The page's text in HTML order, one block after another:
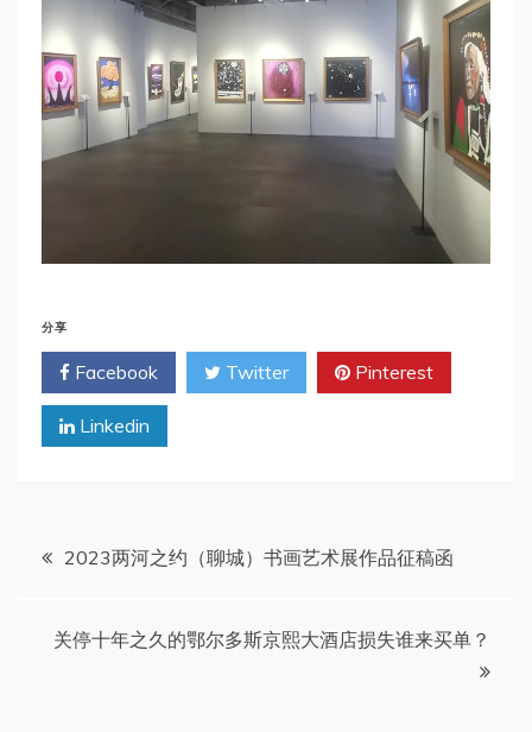
分享
Facebook Twitter Pinterest
Linkedin
文 2023两河之约（聊城）书画艺术展作品征稿函
关停十年之久的鄂尔多斯京熙大酒店损失谁来买单？